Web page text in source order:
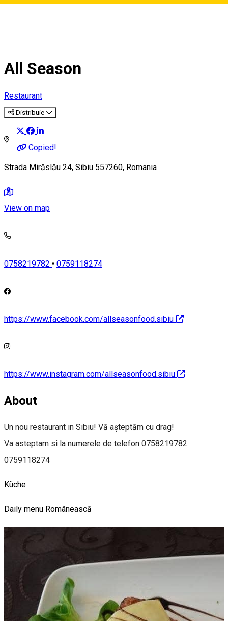
All Season
Restaurant
Distribuie
Copied!
Strada Mirăslău 24, Sibiu 557260, Romania
View on map
0758219782 • 0759118274
https://www.facebook.com/allseasonfood.sibiu
https://www.instagram.com/allseasonfood.sibiu
About
Un nou restaurant in Sibiu! Vă așteptăm cu drag!
Va asteptam si la numerele de telefon 0758219782
0759118274
Küche
Daily menu Românească